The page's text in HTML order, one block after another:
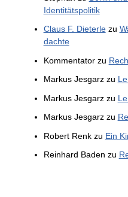
Identitätspolitik
Claus F. Dieterlezu
dachte
Kommentatorzu
Markus Jesgarzzu
Markus Jesgarzzu
Markus Jesgarzzu
Robert Renkzu Ein
Reinhard Baden zu